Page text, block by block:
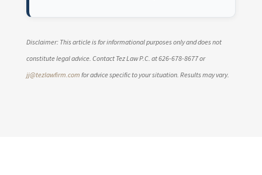
Disclaimer: This article is for informational purposes only and does not
constitute legal advice. Contact Tez Law P.C. at 626-678-8677 or
jj@tezlawfirm.com for advice specific to your situation. Results may vary.